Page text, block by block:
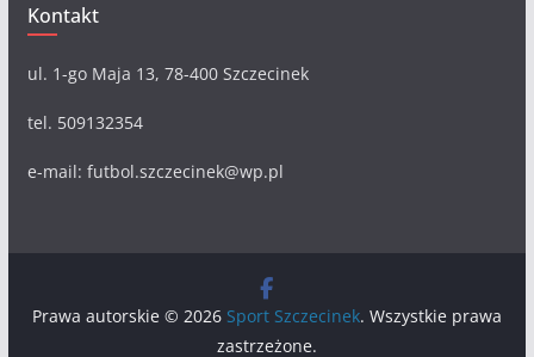
Kontakt
ul. 1-go Maja 13, 78-400 Szczecinek
tel. 509132354
e-mail: futbol.szczecinek@wp.pl
Prawa autorskie © 2026 Sport Szczecinek. Wszystkie prawa
zastrzeżone.